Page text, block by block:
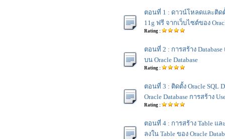
ตอนที่ 1 : ดาวน์โหลดและติดตั้
11g ฟรี จากเว็บไซต์ของ
Rating :
ตอนที่ 2 : การสร้าง
บน Oracle Database
Rating :
ตอนที่ 3 : ติดตั้ง Oracle SQL
Oracle Database การสร้าง
Rating :
ตอนที่ 4 : การสร้าง Table แล
ลงใน Table ของ Oracle